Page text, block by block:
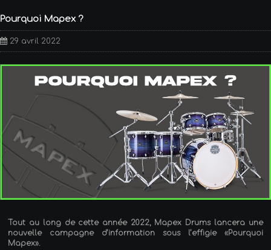
Pourquoi Mapex ?
29 avril 2022
Tout au long de cette année 2022, Mapex Drums lancera une
nouvelle campagne d’information sous l’effigie «Pourquoi
Mapex».